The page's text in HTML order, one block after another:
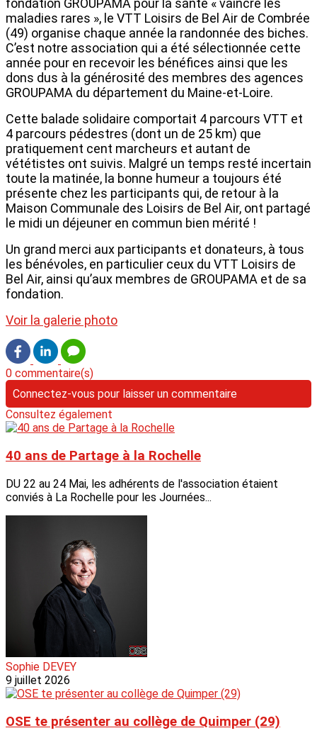
fondation GROUPAMA pour la santé « vaincre les
maladies rares », le VTT Loisirs de Bel Air de Combrée
(49) organise chaque année la randonnée des biches.
C’est notre association qui a été sélectionnée cette
année pour en recevoir les bénéfices ainsi que les
dons dus à la générosité des membres des agences
GROUPAMA du département du Maine-et-Loire.
Cette balade solidaire comportait 4 parcours VTT et
4 parcours pédestres (dont un de 25 km) que
pratiquement cent marcheurs et autant de
vététistes ont suivis. Malgré un temps resté incertain
toute la matinée, la bonne humeur a toujours été
présente chez les participants qui, de retour à la
Maison Communale des Loisirs de Bel Air, ont partagé
le midi un déjeuner en commun bien mérité !
Un grand merci aux participants et donateurs, à tous
les bénévoles, en particulier ceux du VTT Loisirs de
Bel Air, ainsi qu’aux membres de GROUPAMA et de sa
fondation.
Voir la galerie photo
0 commentaire(s)
Connectez-vous pour laisser un commentaire
Consultez également
40 ans de Partage à la Rochelle
DU 22 au 24 Mai, les adhérents de l'association étaient
conviés à La Rochelle pour les Journées...
Sophie DEVEY
9 juillet 2026
OSE te présenter au collège de Quimper (29)